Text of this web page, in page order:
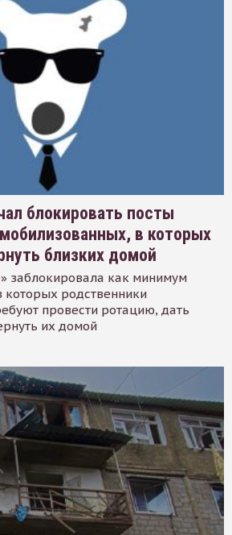
блокировать посты
в которых
близких домой
заблокировала как минимум
которых родственники
провести ротацию, дать
их домой